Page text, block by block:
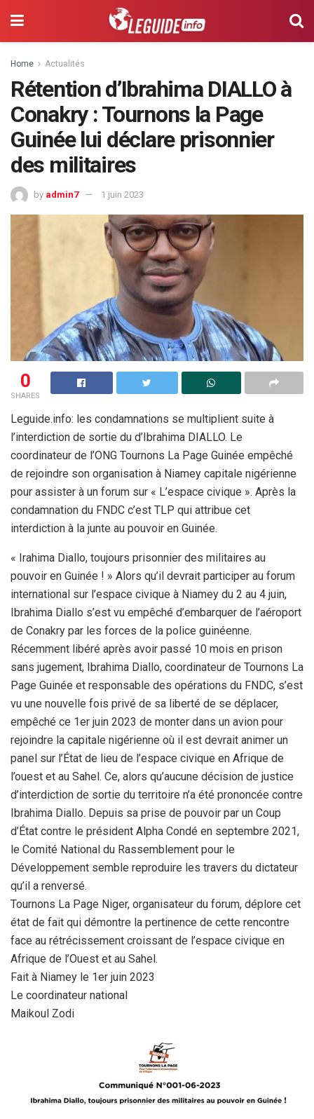
Home Actualités
Rétention d’Ibrahima DIALLO à
Conakry : Tournons la Page
Guinée lui déclare prisonnier
des militaires
by admin7 1 juin 2023
0
SHARES
Leguide.info: les condamnations se multiplient suite à
l’interdiction de sortie du d’Ibrahima DIALLO. Le
coordinateur de l’ONG Tournons La Page Guinée empêché
de rejoindre son organisation à Niamey capitale nigérienne
pour assister à un forum sur « L’espace civique ». Après la
condamnation du FNDC c’est TLP qui attribue cet
interdiction à la junte au pouvoir en Guinée.
« Irahima Diallo, toujours prisonnier des militaires au
pouvoir en Guinée ! » Alors qu’il devrait participer au forum
international sur l’espace civique à Niamey du 2 au 4 juin,
Ibrahima Diallo s’est vu empêché d’embarquer de l’aéroport
de Conakry par les forces de la police guinéenne.
Récemment libéré après avoir passé 10 mois en prison
sans jugement, Ibrahima Diallo, coordinateur de Tournons La
Page Guinée et responsable des opérations du FNDC, s’est
vu une nouvelle fois privé de sa liberté de se déplacer,
empêché ce 1er juin 2023 de monter dans un avion pour
rejoindre la capitale nigérienne où il est devrait animer un
panel sur l’État de lieu de l’espace civique en Afrique de
l’ouest et au Sahel. Ce, alors qu’aucune décision de justice
d’interdiction de sortie du territoire n’a été prononcée contre
Ibrahima Diallo. Depuis sa prise de pouvoir par un Coup
d’État contre le président Alpha Condé en septembre 2021,
le Comité National du Rassemblement pour le
Développement semble reproduire les travers du dictateur
qu’il a renversé.
Tournons La Page Niger, organisateur du forum, déplore cet
état de fait qui démontre la pertinence de cette rencontre
face au rétrécissement croissant de l’espace civique en
Afrique de l’Ouest et au Sahel.
Fait à Niamey le 1er juin 2023
Le coordinateur national
Maikoul Zodi